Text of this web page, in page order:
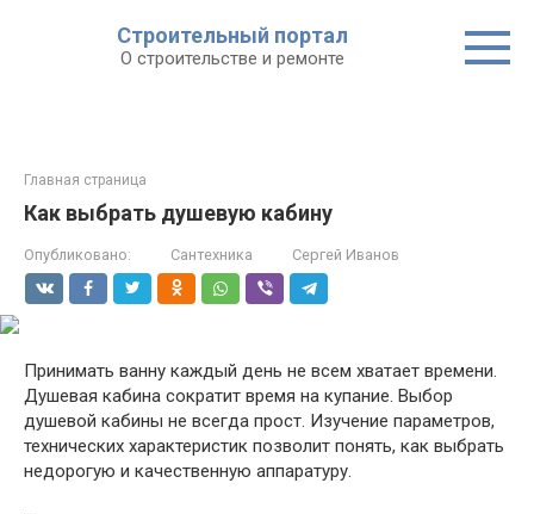
Строительный портал
О строительстве и ремонте
Главная страница
Как выбрать душевую кабину
Опубликовано: Сантехника Сергей Иванов
Принимать ванну каждый день не всем хватает времени.
Душевая кабина сократит время на купание. Выбор
душевой кабины не всегда прост. Изучение параметров,
технических характеристик позволит понять, как выбрать
недорогую и качественную аппаратуру.